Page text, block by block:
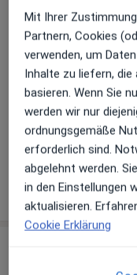
Akzeptierte
Details
Telefonnummer
02323...
Mit Ihrer
Partnern, Cookies
verwenden, um
Inhalte zu liefern,
basieren. Wenn Sie
werden wir nur
ordnungsgemäße
erforderlich sind.
abgelehnt werden.
in den Einstellungen
aktualisieren.
Cookie Erklärung